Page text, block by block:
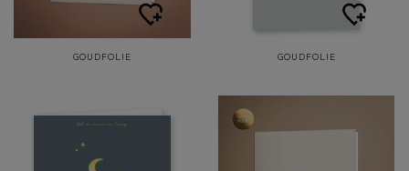
GOUDFOLIE GOUDFOLIE